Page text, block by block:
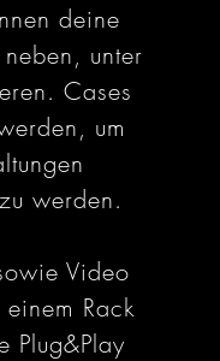
deine
unter
Cases
um
werden.
Video
Rack
Plug&Play